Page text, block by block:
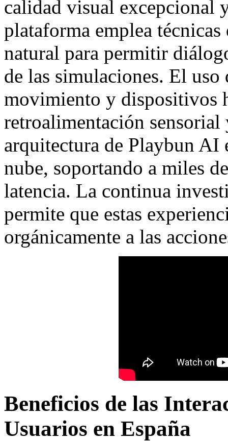
calidad visual excepcional
plataforma emplea
natural para permitir
de las simulaciones. El uso
movimiento y dispositivos
retroalimentación
arquitectura de Playbun AI
nube, soportando a miles
latencia. La continua
permite que estas
orgánicamente a las
Beneficios de las
Usuarios en España